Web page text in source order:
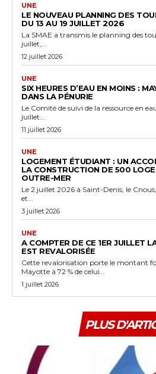
UNE
LE NOUVEAU PLANNING DES
DU 13 AU 19 JUILLET 2026
La SMAE a transmis le planning des
juillet,...
12 juillet 2026
UNE
SIX HEURES D’EAU EN MOINS :
DANS LA PÉNURIE
Le Comité de suivi de la ressource en
juillet...
11 juillet 2026
UNE
LOGEMENT ÉTUDIANT : UN
LA CONSTRUCTION DE 500
OUTRE-MER
Le 2 juillet 2026 à Saint-Denis, le
et...
3 juillet 2026
UNE
A COMPTER DE CE 1ER JUILLET
EST REVALORISÉE
Cette revalorisation porte le montant
Mayotte à 72 % de celui...
1 juillet 2026
PLUS